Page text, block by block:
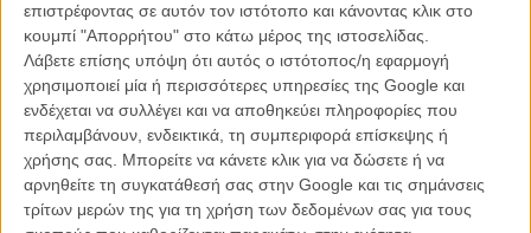
επιστρέφοντας σε αυτόν τον ιστότοπο και κάνοντας κλικ στο
κουμπί "Απορρήτου" στο κάτω μέρος της ιστοσελίδας.
Λάβετε επίσης υπόψη ότι αυτός ο ιστότοπος/η εφαρμογή
χρησιμοποιεί μία ή περισσότερες υπηρεσίες της Google και
ενδέχεται να συλλέγει και να αποθηκεύει πληροφορίες που
περιλαμβάνουν, ενδεικτικά, τη συμπεριφορά επίσκεψης ή
χρήσης σας. Μπορείτε να κάνετε κλικ για να δώσετε ή να
αρνηθείτε τη συγκατάθεσή σας στην Google και τις σημάνσεις
τρίτων μερών της για τη χρήση των δεδομένων σας για τους
Στους συνοδευτικούς ρόλους, ο θεατής ανοίγει την όρεξή του για
ήρωες που θα εξελιχθούν περισσότερο στα σίκουελ. Η οικογένεια
της Κάτνις και ο Λίαμ Χέμσγουορθ ως Γκέιλ έχουν λίγο χρόνο στην
οθόνη. Ο Πίτα του Τζος Χάτσερσον γίνεται γρήγορα συμπαθής στη
σκιά της Λόρενς. Ο Γούντι Χάρελσον υποδύεται τον αλκοολικό
πρώην νικητή των Αγώνων και νυν σύμβουλο των δύο παιδιών με
απίθανο χιούμορ και στιγμές συγκίνησης που δείχνουν ότι μάλλον
διασκέδαζε στα γυρίσματα και αφιέρωσε χρόνο και σκέψη στο ρόλο
του για να τον κάνει ένα από τα καλύτερα στοιχεία της ταινίας. Ο